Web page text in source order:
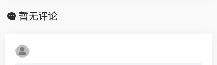
暂无评论